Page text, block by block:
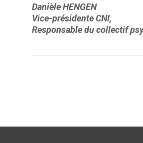
Danièle HENGEN
Vice-présidente CNI,
Responsable du collectif